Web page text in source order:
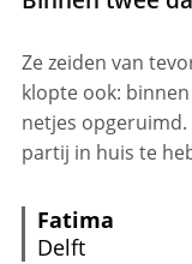
Ze zeiden van
klopte ook:
netjes opgeruimd.
partij in huis te
Fatima
Delft